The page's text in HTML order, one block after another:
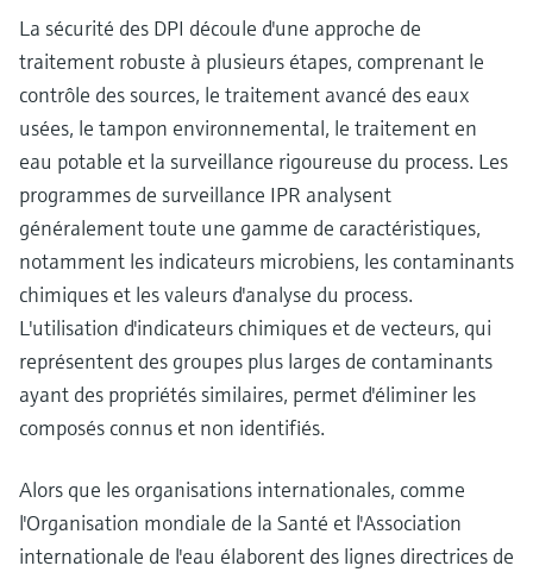
La sécurité des DPI découle d'une approche de
traitement robuste à plusieurs étapes, comprenant le
contrôle des sources, le traitement avancé des eaux
usées, le tampon environnemental, le traitement en
eau potable et la surveillance rigoureuse du process. Les
programmes de surveillance IPR analysent
généralement toute une gamme de caractéristiques,
notamment les indicateurs microbiens, les contaminants
chimiques et les valeurs d'analyse du process.
L'utilisation d'indicateurs chimiques et de vecteurs, qui
représentent des groupes plus larges de contaminants
ayant des propriétés similaires, permet d'éliminer les
composés connus et non identifiés.
Alors que les organisations internationales, comme
l'Organisation mondiale de la Santé et l'Association
internationale de l'eau élaborent des lignes directrices de